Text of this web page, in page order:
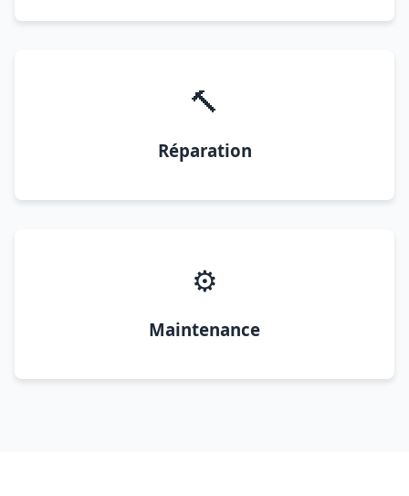
🔨
Réparation
⚙️
Maintenance